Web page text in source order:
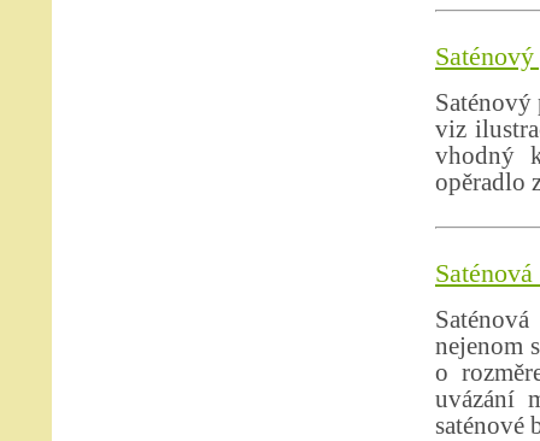
viz
vhodný
opěradlo
nejenom
o
uvázání
saténové